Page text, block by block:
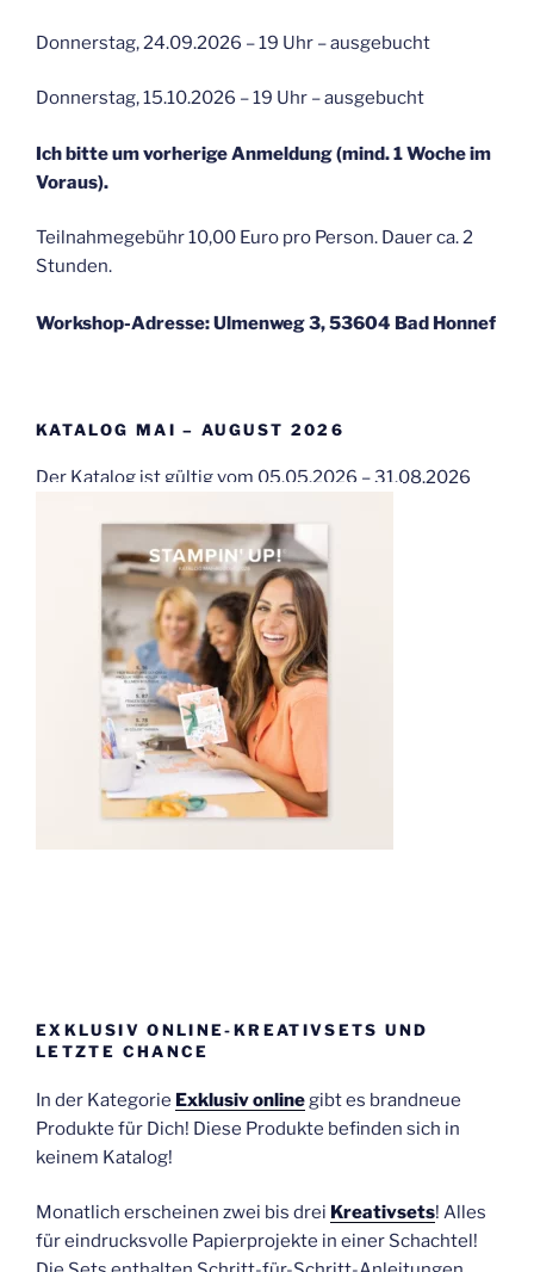
Donnerstag, 24.09.2026 – 19 Uhr – ausgebucht
Donnerstag, 15.10.2026 – 19 Uhr – ausgebucht
Ich bitte um vorherige Anmeldung (mind. 1 Woche im
Voraus).
Teilnahmegebühr 10,00 Euro pro Person. Dauer ca. 2
Stunden.
Workshop-Adresse: Ulmenweg 3, 53604 Bad Honnef
KATALOG MAI – AUGUST 2026
Der Katalog ist gültig vom 05.05.2026 – 31.08.2026
EXKLUSIV ONLINE-KREATIVSETS UND
LETZTE CHANCE
In der Kategorie Exklusiv online gibt es brandneue
Produkte für Dich! Diese Produkte befinden sich in
keinem Katalog!
Monatlich erscheinen zwei bis drei Kreativsets! Alles
für eindrucksvolle Papierprojekte in einer Schachtel!